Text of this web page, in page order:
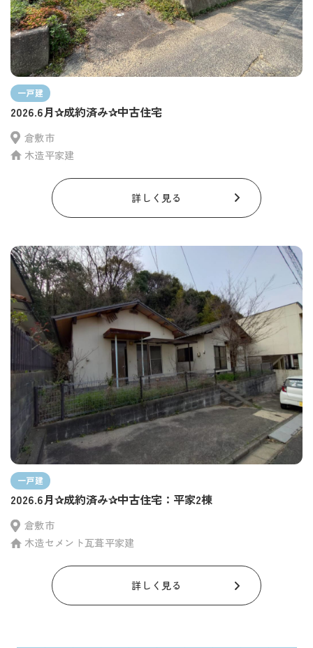
一戸建
2026.6月✰成約済み✰中古住宅
倉敷市
木造平家建
詳しく見る
一戸建
2026.6月✰成約済み✰中古住宅：平家2棟
倉敷市
木造セメント瓦葺平家建
詳しく見る